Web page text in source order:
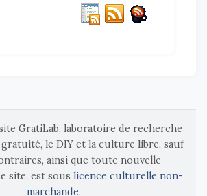
GratiLab, laboratoire de recherche
le DIY et la culture libre, sauf
ainsi que toute nouvelle
site, est sous licence culturelle non-
marchande.